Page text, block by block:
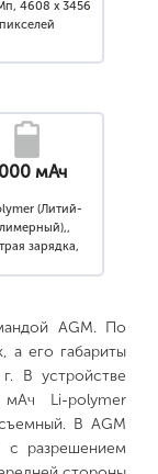
4608 x 3456
пикселей
мАч
(Литий-
зарядка,
AGM. По
а его габариты
В устройстве
мАч Li-polymer
В AGM
с разрешением